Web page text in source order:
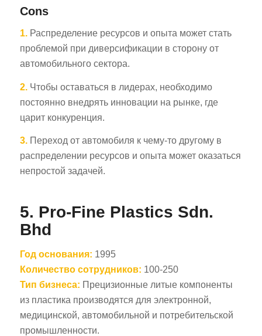
Cons
1. Распределение ресурсов и опыта может стать
проблемой при диверсификации в сторону от
автомобильного сектора.
2.Чтобы оставаться в лидерах, необходимо
постоянно внедрять инновации на рынке, где
царит конкуренция.
3. Переход от автомобиля к чему-то другому в
распределении ресурсов и опыта может оказаться
непростой задачей.
5. Pro-Fine Plastics Sdn.
Bhd
Год основания: 1995
Количество сотрудников: 100-250
Тип бизнеса: Прецизионные литые компоненты
из пластика производятся для электронной,
медицинской, автомобильной и потребительской
промышленности.